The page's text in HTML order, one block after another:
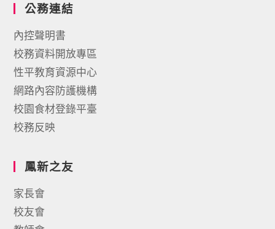
公務連結
內控聲明書
校務資料開放專區
性平教育資源中心
網路內容防護機構
校園食材登錄平臺
校務反映
鳳新之友
家長會
校友會